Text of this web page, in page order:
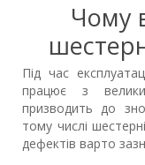
Чому
Під час
працює з
призводить до
тому числі
дефектів варто